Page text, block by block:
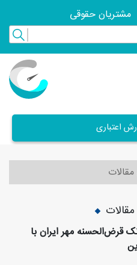
مشتریان حقوقی
اعتباری
قرض‌الحسنه مهر ایران با